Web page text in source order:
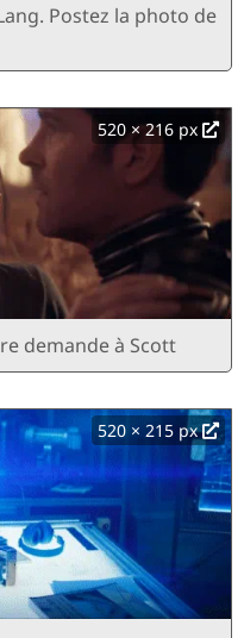
Postez la photo de
520 × 216 px
demande à Scott
520 × 215 px